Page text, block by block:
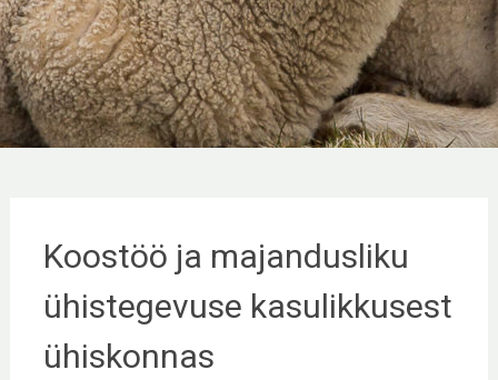
Koostöö ja majandusliku
ühistegevuse kasulikkusest
ühiskonnas